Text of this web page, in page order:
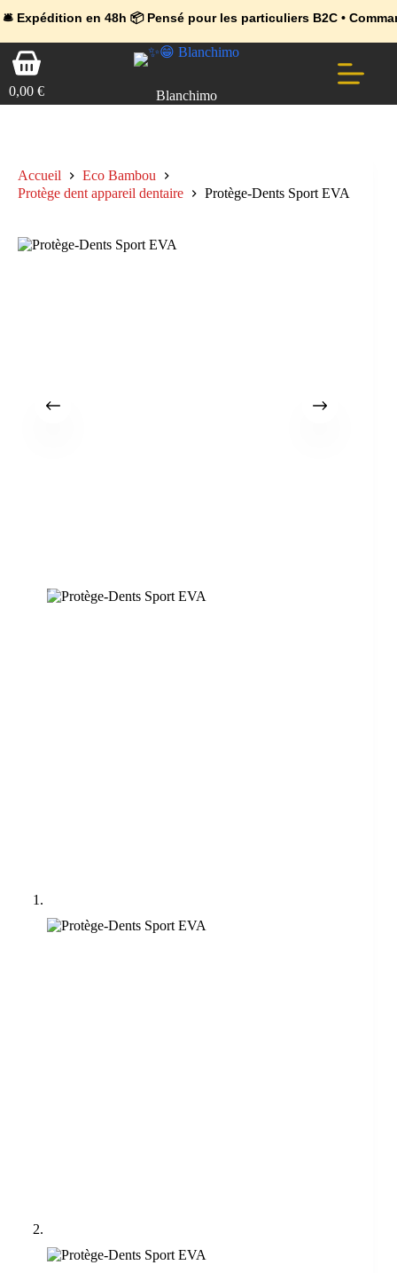
en 48h 📦 Pensé pour les particuliers B2C • Commande
🔥 Déjà adopté par les pros 👉 Passez en Espace Pro B2B 📦
💼 Offres réservées aux professionnels 🚀 Rejoignez l’Espace Pro
PasserPanier
d’achat
0,00 € Blanchimo
Accueil
Eco Bambou
Protège dent appareil dentaire
Protège-Dents Sport EVA